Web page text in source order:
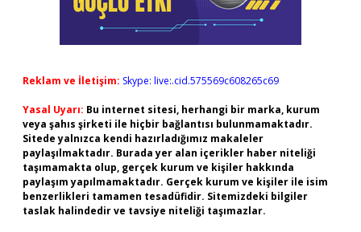
Reklam ve İletişim: Skype: live:.cid.575569c608265c69
Yasal Uyarı: Bu internet sitesi, herhangi bir marka, kurum
veya şahıs şirketi ile hiçbir bağlantısı bulunmamaktadır.
Sitede yalnızca kendi hazırladığımız makaleler
paylaşılmaktadır. Burada yer alan içerikler haber niteliği
taşımamakta olup, gerçek kurum ve kişiler hakkında
paylaşım yapılmamaktadır. Gerçek kurum ve kişiler ile isim
benzerlikleri tamamen tesadüfidir. Sitemizdeki bilgiler
taslak halindedir ve tavsiye niteliği taşımazlar.